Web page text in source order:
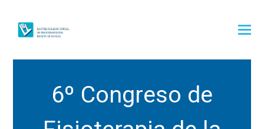
6º Congreso de